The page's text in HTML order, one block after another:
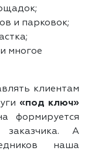
и парковок;
многое
клиентам
«под ключ»
формируется
заказчика. А
наша